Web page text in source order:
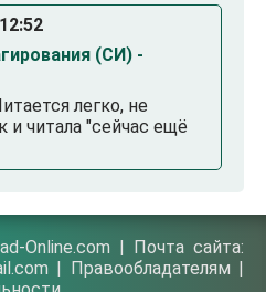
(СИ) -
легко, не
и читала "сейчас ещё
Online.com | Почта сайта:
| Правообладателям |